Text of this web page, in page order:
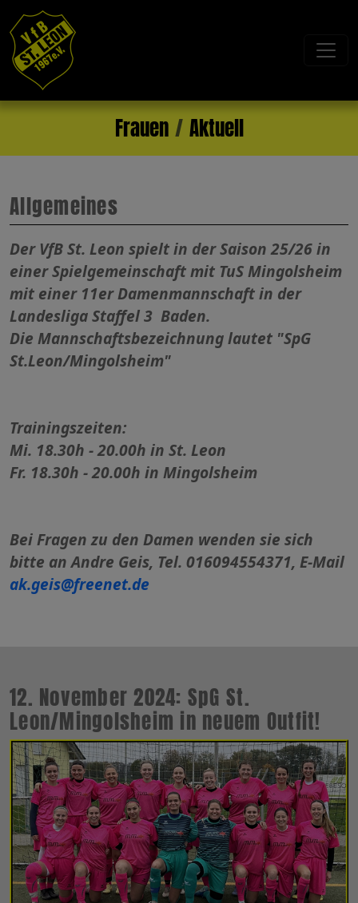
Frauen Aktuell
Allgemeines
Der VfB St. Leon spielt in der Saison 25/26 in
einer Spielgemeinschaft mit TuS Mingolsheim
mit einer 11er Damenmannschaft in der
Landesliga Staffel 3 Baden.
Die Mannschaftsbezeichnung lautet "SpG
St.Leon/Mingolsheim"
Trainingszeiten:
Mi. 18.30h - 20.00h in St. Leon
Fr. 18.30h - 20.00h in Mingolsheim
Bei Fragen zu den Damen wenden sie sich
bitte an Andre Geis, Tel. 016094554371, E-Mail
ak.geis@freenet.de
12. November 2024: SpG St.
Leon/Mingolsheim in neuem Outfit!